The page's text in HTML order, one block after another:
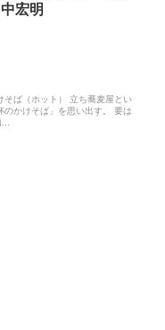
宏明
ば（ホット） 立ち蕎麦屋とい
のかけそば」を思い出す。 要は
...